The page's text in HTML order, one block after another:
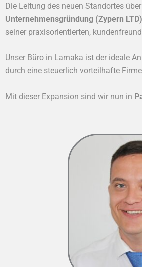
Die Leitung des neuen Standortes
Unternehmensgründung (Zypern
seiner praxisorientierten,
Unser Büro in Larnaka ist der ideale
durch eine steuerlich vorteilhafte
Mit dieser Expansion sind wir nun in